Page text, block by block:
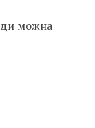
можна